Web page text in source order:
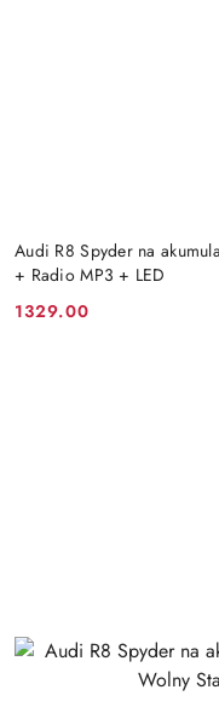
Audi R8 Spyder na
+ Radio MP3 + LED
Cena:
1329.00